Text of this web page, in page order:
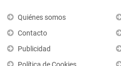
Quiénes somos
Contacto
Publicidad